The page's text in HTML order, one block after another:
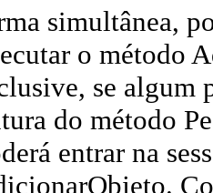
simultânea,
o método
se algum
do método
entrar na